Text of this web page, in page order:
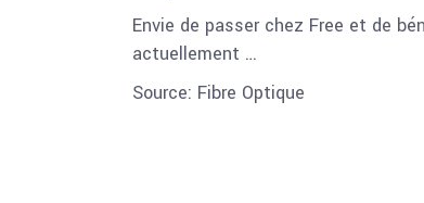
Envie de passer chez Free et de
actuellement …
Source: Fibre Optique